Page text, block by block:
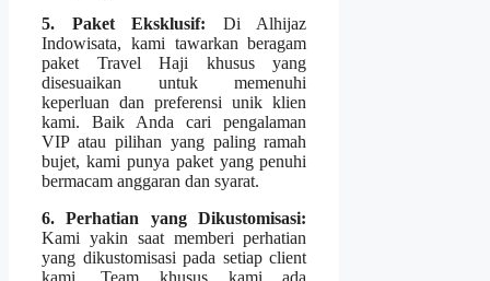
5. Paket Eksklusif: Di Alhijaz
Indowisata, kami tawarkan beragam
paket Travel Haji khusus yang
disesuaikan untuk memenuhi
keperluan dan preferensi unik klien
kami. Baik Anda cari pengalaman
VIP atau pilihan yang paling ramah
bujet, kami punya paket yang penuhi
bermacam anggaran dan syarat.
6. Perhatian yang Dikustomisasi:
Kami yakin saat memberi perhatian
yang dikustomisasi pada setiap client
kami. Team khusus kami ada